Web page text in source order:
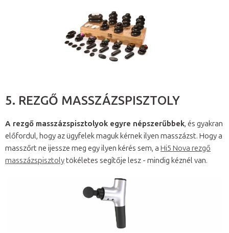
5. REZGŐ MASSZÁZSPISZTOLY
A rezgő masszázspisztolyok egyre népszerűbbek, és gyakran
előfordul, hogy az ügyfelek maguk kérnek ilyen masszázst. Hogy a
masszőrt ne ijessze meg egy ilyen kérés sem, a Hi5 Nova rezgő
masszázspisztolytökéletes segítője lesz - mindig kéznél van.